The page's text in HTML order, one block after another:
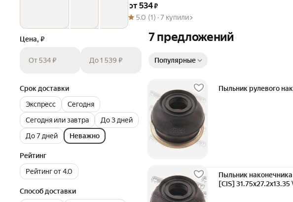
от 534 ₽
5.0 (1) ·7 купили
Цена, ₽
От 534 ₽ До 1 539 ₽
Срок доставки
Экспресс
Сегодня
Сегодня или завтра
До 3 дней
До 7 дней
Неважно
Рейтинг
Рейтинг от 4.0
Способ доставки
7 предложений
Популярные
Пыльник рулевого
Пыльник
[CIS] 31.75x27.2x13.35